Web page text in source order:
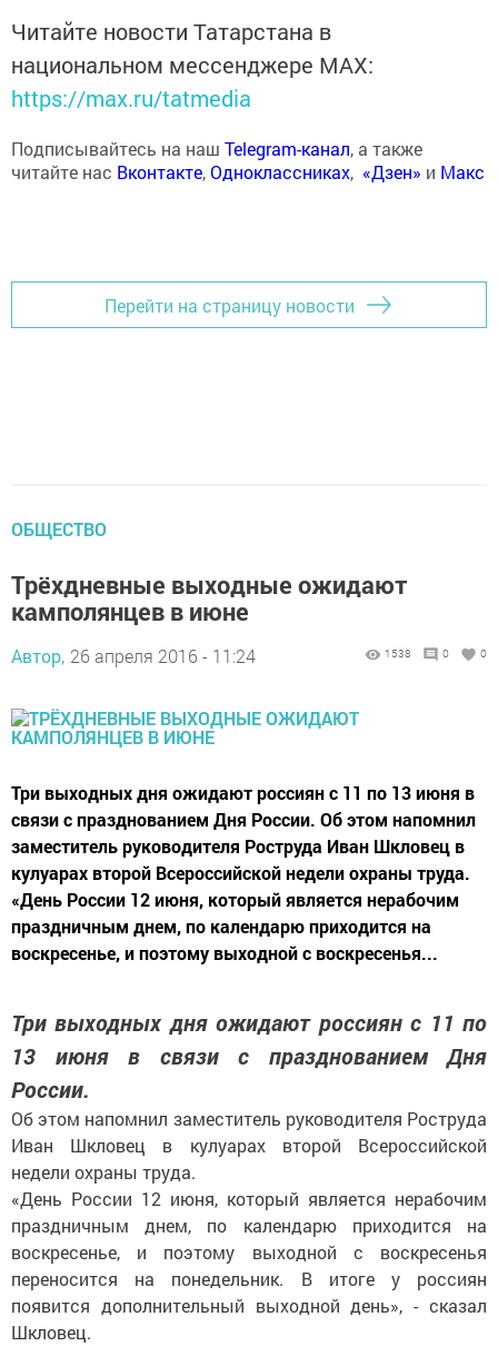
Читайте новости Татарстана в
национальном мессенджере MАХ:
https://max.ru/tatmedia
Подписывайтесь на наш Telegram-канал, а также
читайте нас Вконтакте,Одноклассниках, «Дзен» и Макс
Перейти на страницу новости
ОБЩЕСТВО
Трёхдневные выходные ожидают
камполянцев в июне
Автор, 26 апреля 2016 - 11:24 1538 0 0
Три выходных дня ожидают россиян с 11 по 13 июня в
связи с празднованием Дня России. Об этом напомнил
заместитель руководителя Роструда Иван Шкловец в
кулуарах второй Всероссийской недели охраны труда.
«День России 12 июня, который является нерабочим
праздничным днем, по календарю приходится на
воскресенье, и поэтому выходной с воскресенья...
Три выходных дня ожидают россиян с 11 по
13 июня в связи с празднованием Дня
России.
Об этом напомнил заместитель руководителя Роструда
Иван Шкловец в кулуарах второй Всероссийской
недели охраны труда.
«День России 12 июня, который является нерабочим
праздничным днем, по календарю приходится на
воскресенье, и поэтому выходной с воскресенья
переносится на понедельник. В итоге у россиян
появится дополнительный выходной день», - сказал
Шкловец.